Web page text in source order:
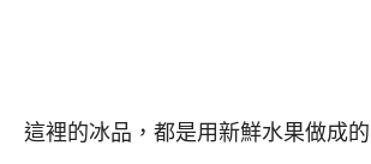
這裡的冰品，都是用新鮮水果做成